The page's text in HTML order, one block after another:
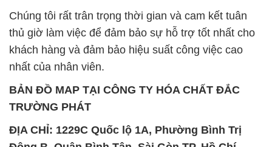
Chúng tôi rất trân trọng thời gian và cam kết tuân
thủ giờ làm việc để đảm bảo sự hỗ trợ tốt nhất cho
khách hàng và đảm bảo hiệu suất công việc cao
nhất của nhân viên.
BẢN ĐỒ MAP TẠI CÔNG TY HÓA CHẤT ĐẮC
TRƯỜNG PHÁT
ĐỊA CHỈ: 1229C Quốc lộ 1A, Phường Bình Trị